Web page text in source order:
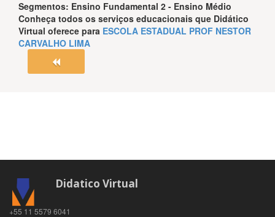
Segmentos: Ensino Fundamental 2 - Ensino Médio
Conheça todos os serviços educacionais que Didático
Virtual oferece para ESCOLA ESTADUAL PROF NESTOR
CARVALHO LIMA
Didatico Virtual
+55 11 5579 6041